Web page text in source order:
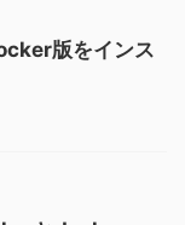
版をインス